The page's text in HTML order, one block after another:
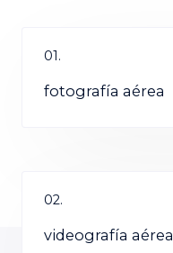
01.
fotografía aérea
02.
videografía aérea